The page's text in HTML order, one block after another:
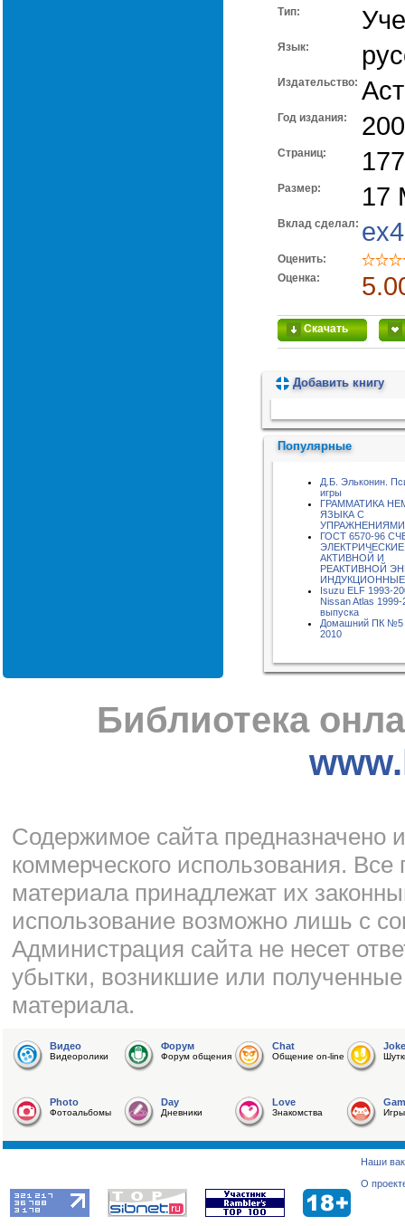
Тип:
Язык:
Издательство:
Год издания:
Cтраниц: 177
Размер: 17
Вклад сделал:
Оценить:
Оценка:
Скачать
Добавить книгу
Популярные
Д.Б. Эльконин.
игры
ГРАММАТИКА
ЯЗЫКА С
УПРАЖНЕНИЯМИ
ГОСТ 6570-96
ЭЛЕКТРИЧЕСКИЕ
АКТИВНОЙ И
РЕАКТИВНОЙ
ИНДУКЦИОННЫЕ
Isuzu ELF 1993-
Nissan Atlas 1999-
выпуска
Домашний ПК №5
2010
Библиотека
Cодержимое сайта предназначено
коммерческого использования.
материала принадлежат их
использование возможно лишь с
Администрация сайта не несет
убытки, возникшие или
материала.
Видео
Видеоролики
Форум
Форум общения
Chat
Общение on-line
Joke
Photo
Фотоальбомы
Day
Дневники
Love
Знакомства Игры
Наши
О